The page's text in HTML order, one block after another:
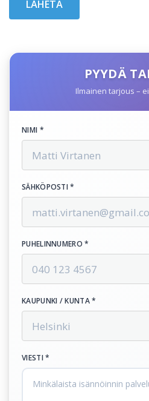
PYYDÄ
Ilmainen tarjous –
NIMI *
SÄHKÖPOSTI *
PUHELINNUMERO *
KAUPUNKI / KUNTA *
VIESTI *